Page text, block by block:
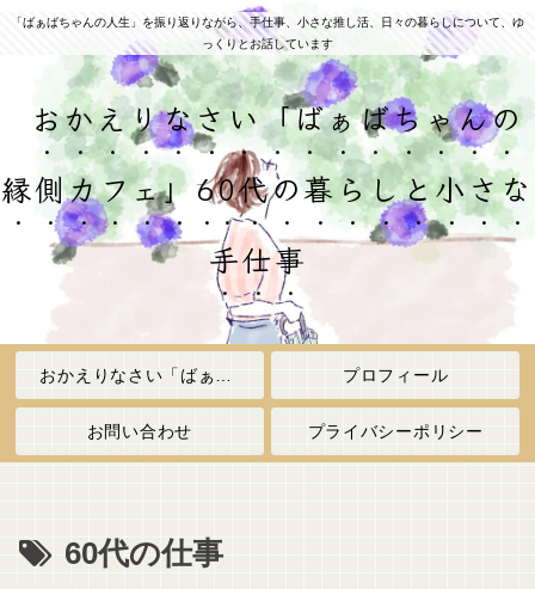
「ばぁばちゃんの人生」を振り返りながら、手仕事、小さな推し活、日々の暮らしについて、ゆ
っくりとお話しています
おかえりなさい「ばぁばちゃんの
縁側カフェ」60代の暮らしと小さな
手仕事
プロフィール
お問い合わせ プライバシーポリシー
60代の仕事